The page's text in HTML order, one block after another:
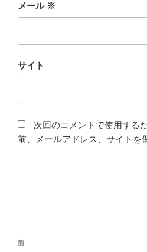
メール ※
サイト
次回のコメントで使用する
前、メールアドレス、サイトを
投
前
前